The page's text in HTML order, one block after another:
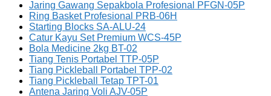
Jaring Gawang Sepakbola Profesional PFGN-05P
Ring Basket Profesional PRB-06H
Starting Blocks SA-ALU-24
Catur Kayu Set Premium WCS-45P
Bola Medicine 2kg BT-02
Tiang Tenis Portabel TTP-05P
Tiang Pickleball Portabel TPP-02
Tiang Pickleball Tetap TPT-01
Antena Jaring Voli AJV-05P